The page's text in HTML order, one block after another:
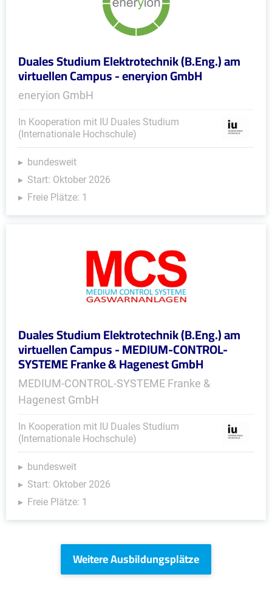
Duales Studium Elektrotechnik (B.Eng.) am
virtuellen Campus - eneryion GmbH
eneryion GmbH
In Kooperation mit IU Duales Studium
(Internationale Hochschule)
bundesweit
Start: Oktober 2026
Freie Plätze: 1
Duales Studium Elektrotechnik (B.Eng.) am
virtuellen Campus - MEDIUM-CONTROL-
SYSTEME Franke & Hagenest GmbH
MEDIUM-CONTROL-SYSTEME Franke &
Hagenest GmbH
In Kooperation mit IU Duales Studium
(Internationale Hochschule)
bundesweit
Start: Oktober 2026
Freie Plätze: 1
Weitere Ausbildungsplätze